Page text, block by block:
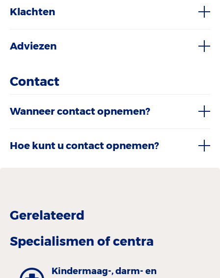
Klachten
Adviezen
Contact
Wanneer contact opnemen?
Hoe kunt u contact opnemen?
Gerelateerd
Specialismen of centra
Kinder­maag-, darm- en